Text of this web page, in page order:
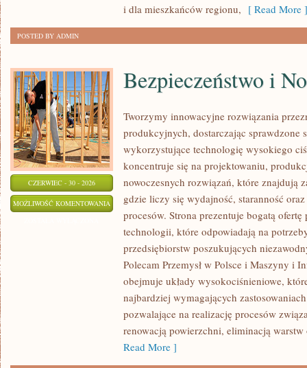
i dla mieszkańców regionu, [ Read More ]
POSTED BY ADMIN
CZERWIEC - 30 - 2026
MOŻLIWOŚĆ KOMENTOWANIA BEZPIECZEŃSTWO
NORMY
Bezpieczeństwo i
Tworzymy innowacyjne rozwiązania
produkcyjnych, dostarczając sprawdzone
wykorzystujące technologię wysokiego
koncentruje się na projektowaniu,
nowoczesnych rozwiązań, które znajdują
gdzie liczy się wydajność, staranność
procesów. Strona prezentuje bogatą ofertę
technologii, które odpowiadają na
przedsiębiorstw poszukujących
Polecam Przemysł w Polsce i Maszyny i
obejmuje układy wysokociśnieniowe,
najbardziej wymagających
pozwalające na realizację procesów
renowacją powierzchni, eliminacją
Read More ]